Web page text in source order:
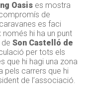
Oasis es mostra
de
es faci
hi ha un punt
deSon Castelló de
per tots els
que hi hagi una zona
pels carrers que hi
de l’associació.